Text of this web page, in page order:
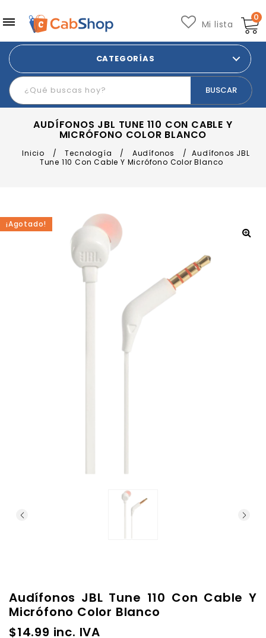
0
Mi lista
CATEGORÍAS
AUDÍFONOS JBL TUNE 110 CON CABLE Y
MICRÓFONO COLOR BLANCO
Inicio / Tecnología / Audífonos /
Audífonos JBL
Tune 110 Con Cable Y Micrófono Color Blanco
¡Agotado!
Audífonos JBL Tune 110 Con Cable Y
Micrófono Color Blanco
$14.99 inc. IVA